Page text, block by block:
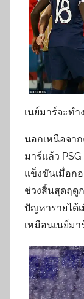
เนย์มาร์จะท
นอกเหนือจา
มาร์แล้ว PSG
แข็งขันเมื่อก
ช่วงสิ้นสุดฤดู
ปัญหารายได้เ
เหมือนเนย์มา